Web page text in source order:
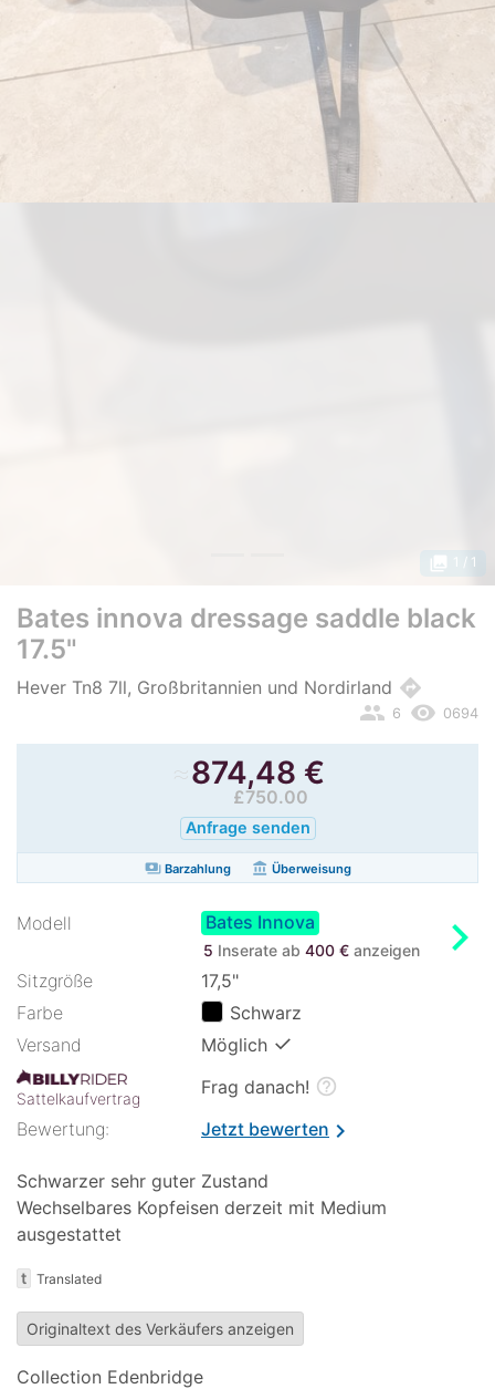
photo_library 1 / 1
Bates innova dressage saddle black
17.5"
Hever Tn8 7ll, Großbritannien und Nordirland directions
remove_red_eye 0694
people 6
874,48 €
£750.00
Anfrage senden
paymentsBarzahlung account_balance Überweisung
Modell Bates Innova
5 Inserate ab 400 € anzeigen chevron_right
Sitzgröße
17,5"
Farbe
Schwarz
Versand
Möglich ✓
Sattelkaufvertrag
Frag danach! help_outline
Bewertung: Jetzt bewertenchevron_right
Schwarzer sehr guter Zustand
Wechselbares Kopfeisen derzeit mit Medium
ausgestattet
t Translated
Originaltext des Verkäufers anzeigen
Collection Edenbridge